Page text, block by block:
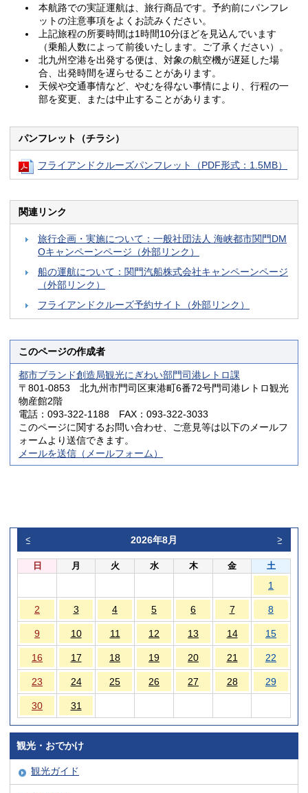
2026年8月
< >
日 月 火 水 木 金 土
1
2 3 4 5 6 7 8
9 10 11 12 13 14 15
16 17 18 19 20 21 22
23 24 25 26 27 28 29
30 31
本航路での実証運航は、旅行商品です。予約前にパンフレ
ットの注意事項をよくお読みください。
上記旅程の所要時間は1時間10分ほどを見込んでいます
（乗船人数によって前後いたします。ご了承ください）。
北九州空港を出発する便は、対象の航空機が遅延した場
合、出発時間を遅らせることがあります。
天候や交通事情など、やむを得ない事情により、行程の一
部を変更、または中止することがあります。
パンフレット（チラシ）
フライアンドクルーズパンフレット（PDF形式：1.5MB）
関連リンク
旅行企画・実施について：一般社団法人 海峡都市関門DM
Oキャンペーンページ（外部リンク）
船の運航について：関門汽船株式会社キャンペーンページ
（外部リンク）
フライアンドクルーズ予約サイト（外部リンク）
このページの作成者
都市ブランド創造局観光にぎわい部門司港レトロ課
〒801-0853 北九州市門司区東港町6番72号門司港レトロ観光
物産館2階
電話：093-322-1188 FAX：093-322-3033
このページに関するお問い合わせ、ご意見等は以下のメールフ
ォームより送信できます。
メールを送信（メールフォーム）
観光・おでかけ
観光ガイド